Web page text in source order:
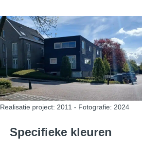
Realisatie project: 2011 - Fotografie: 2024
Specifieke kleuren